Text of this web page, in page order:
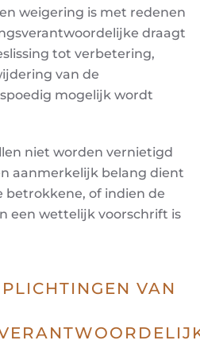
weigering is met redenen
draagt
tot verbetering,
van de
spoedig mogelijk wordt
niet worden vernietigd
aanmerkelijk belang dient
betrokkene, of indien de
een wettelijk voorschrift is
VAN